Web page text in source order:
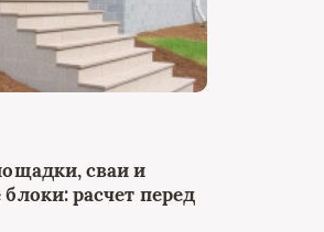
сваи и
расчет перед